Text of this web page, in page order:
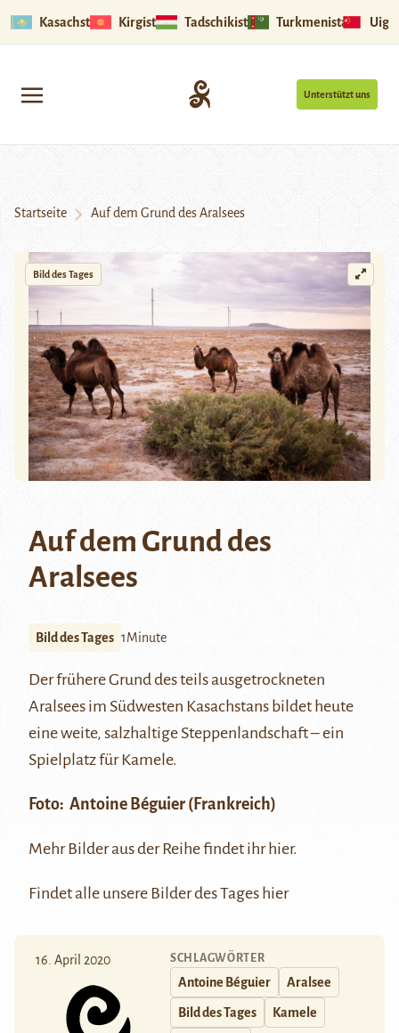
Kasachstan Kirgistan Tadschikistan Turkmenistan
Unterstützt uns
Startseite Auf dem Grund des Aralsees
Bild des Tages
Auf dem Grund des
Aralsees
Bild des Tages 1Minute
Der frühere Grund des teils ausgetrockneten
Aralsees im Südwesten Kasachstans bildet heute
eine weite, salzhaltige Steppenlandschaft – ein
Spielplatz für Kamele.
Foto: Antoine Béguier (Frankreich)
Mehr Bilder aus der Reihe findet ihrhier.
Findet alle unsere Bilder des Tages hier
16. April 2020 SCHLAGWÖRTER
Antoine Béguier Aralsee
Bild des Tages Kamele